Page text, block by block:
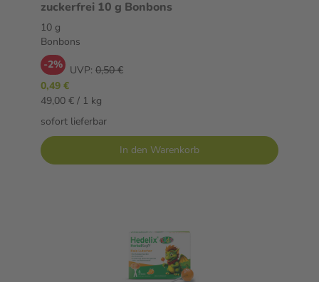
zuckerfrei 10 g Bonbons
10 g
Bonbons
-2% UVP: 0,50 €
0,49 €
49,00 € / 1 kg
sofort lieferbar
In den Warenkorb